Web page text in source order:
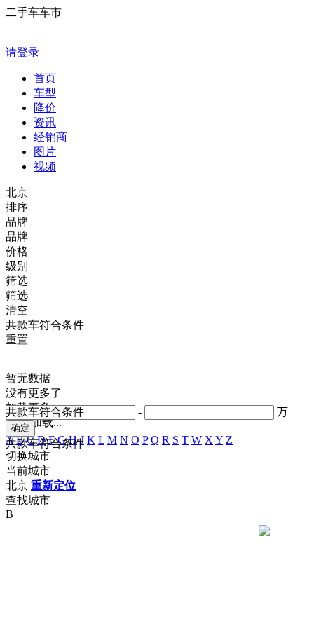
二手车车市
请登录
首页
车型
降价
资讯
经销商
图片
视频
北京
排序
品牌
品牌
价格
- 万
共款车符合条件
级别
共款车符合条件
筛选
筛选
清空
共款车符合条件
重置
暂无数据
没有更多了
加载更多
正在加载...
A B C D F G H J K L M N O P Q R S T W X Y Z
切换城市
当前城市
北京 重新定位
查找城市
B